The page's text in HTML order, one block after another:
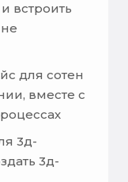
встроить
для сотен
вместе с
3д-
3д-